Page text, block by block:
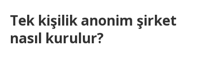
Tek kişilik anonim şirket
nasıl kurulur?